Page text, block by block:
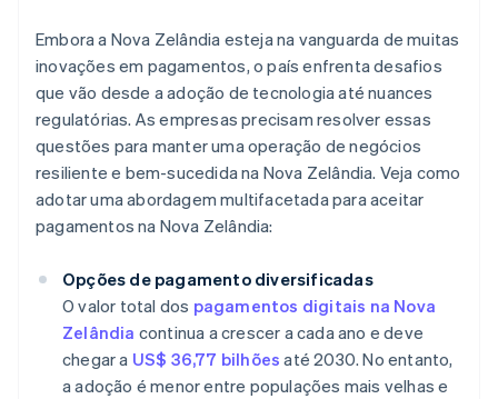
Embora a Nova Zelândia esteja na vanguarda de muitas
inovações em pagamentos, o país enfrenta desafios
que vão desde a adoção de tecnologia até nuances
regulatórias. As empresas precisam resolver essas
questões para manter uma operação de negócios
resiliente e bem-sucedida na Nova Zelândia. Veja como
adotar uma abordagem multifacetada para aceitar
pagamentos na Nova Zelândia:
Opções de pagamento diversificadas
O valor total dos pagamentos digitais na Nova
Zelândia continua a crescer a cada ano e deve
chegar a US$ 36,77 bilhões até 2030. No entanto,
a adoção é menor entre populações mais velhas e